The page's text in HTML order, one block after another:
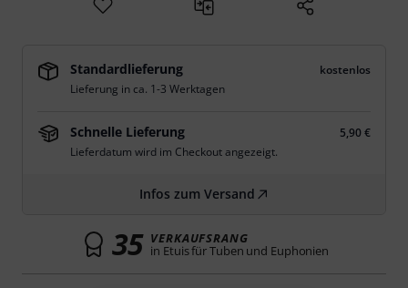
Standardlieferung
kostenlos
Lieferung in ca. 1-3 Werktagen
Schnelle Lieferung
5,90 €
Lieferdatum wird im Checkout angezeigt.
Infos zum Versand
35 VERKAUFSRANG
in Etuis für Tuben und Euphonien